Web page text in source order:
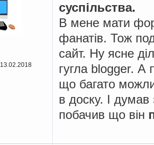
13.02.2018
суспільства.
В мене мати
фанатів. Тож
сайт. Ну ясне
гугла blogger. А
що багато
в доску. І думав
побачив що він